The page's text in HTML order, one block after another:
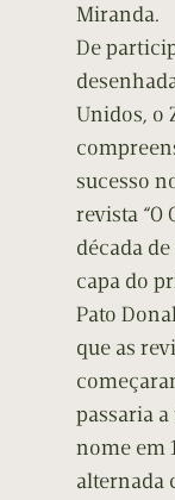
Miranda.
De
Unidos, o
sucesso
revista “O
década
capa do
Pato
que as
passaria
nome em
alternada